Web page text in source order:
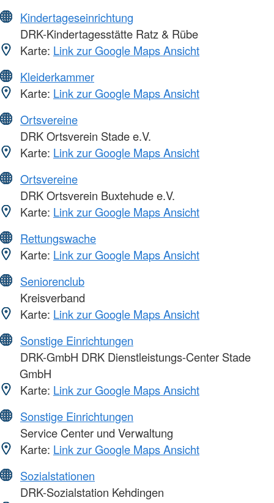
Kindertageseinrichtung
DRK-Kindertagesstätte Ratz & Rübe
Karte: Link zur Google Maps Ansicht
Kleiderkammer
Karte: Link zur Google Maps Ansicht
Ortsvereine
DRK Ortsverein Stade e.V.
Karte: Link zur Google Maps Ansicht
Ortsvereine
DRK Ortsverein Buxtehude e.V.
Karte: Link zur Google Maps Ansicht
Rettungswache
Karte: Link zur Google Maps Ansicht
Seniorenclub
Kreisverband
Karte: Link zur Google Maps Ansicht
Sonstige Einrichtungen
DRK-GmbH DRK Dienstleistungs-Center Stade
GmbH
Karte: Link zur Google Maps Ansicht
Sonstige Einrichtungen
Service Center und Verwaltung
Karte: Link zur Google Maps Ansicht
Sozialstationen
DRK-Sozialstation Kehdingen